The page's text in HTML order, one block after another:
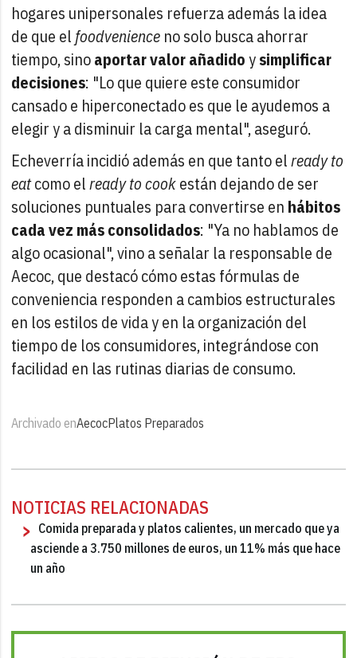
hogares unipersonales refuerza además la idea
de que el foodvenience no solo busca ahorrar
tiempo, sinoaportar valor añadidoysimplificar
decisiones: "Lo que quiere este consumidor
cansado e hiperconectado es que le ayudemos a
elegir y a disminuir la carga mental", aseguró.
Echeverría incidió además en que tanto elready to
eatcomo elready to cookestán dejando de ser
soluciones puntuales para convertirse en hábitos
cada vez más consolidados: "Ya no hablamos de
algo ocasional", vino a señalar la responsable de
Aecoc, que destacó cómo estas fórmulas de
conveniencia responden a cambios estructurales
en los estilos de vida y en la organización del
tiempo de los consumidores, integrándose con
facilidad en las rutinas diarias de consumo.
Archivado enAecocPlatos Preparados
NOTICIAS RELACIONADAS
Comida preparada y platos calientes, un mercado que ya
asciende a 3.750 millones de euros, un 11% más que hace
un año